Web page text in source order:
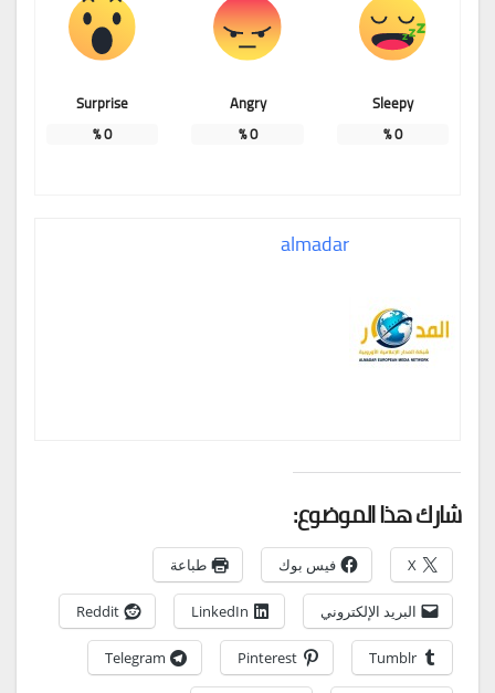
Sleepy
0
%
Angry
0
%
Surprise
0
%
almadar
شارك هذا الموضوع:
X فيس بوك طباعة
البريد الإلكتروني LinkedIn
Reddit
Tumblr
Pinterest
Telegram